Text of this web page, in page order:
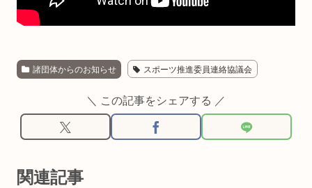
諸団体からのお知らせ スポーツ推進委員連絡協議会
＼ この記事をシェアする ／
関連記事